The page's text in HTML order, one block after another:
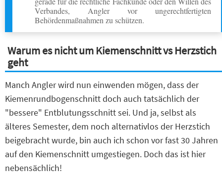
Verbandes, Angler vor ungerechtfertigten
Behördenmaßnahmen zu schützen.
Warum es nicht um Kiemenschnitt vs Herzstich
geht
Manch Angler wird nun einwenden mögen, dass der
Kiemenrundbogenschnitt doch auch tatsächlich der
"bessere" Entblutungsschnitt sei. Und ja, selbst als
älteres Semester, dem noch alternativlos der Herzstich
beigebracht wurde, bin auch ich schon vor fast 30 Jahren
auf den Kiemenschnitt umgestiegen. Doch das ist hier
nebensächlich!